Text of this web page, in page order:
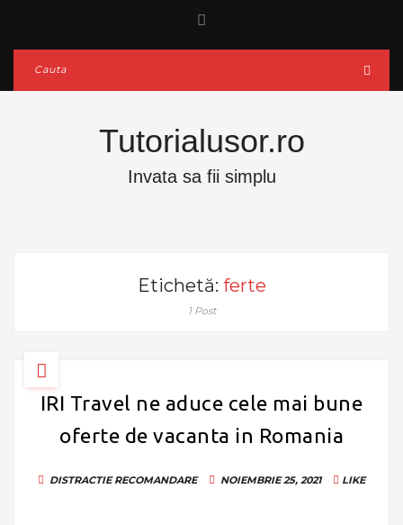
Tutorialusor.ro
Invata sa fii simplu
Etichetă: ferte
1 Post
IRI Travel ne aduce cele mai bune
oferte de vacanta in Romania
DISTRACTIE RECOMANDARE NOIEMBRIE 25, 2021 LIKE